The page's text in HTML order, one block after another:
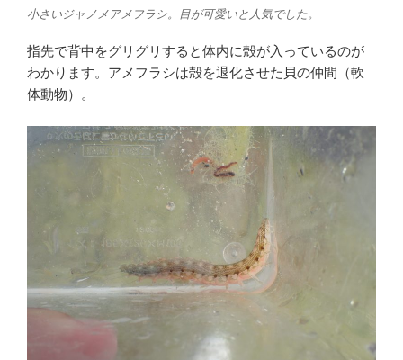
小さいジャノメアメフラシ。目が可愛いと人気でした。
指先で背中をグリグリすると体内に殻が入っているのが
わかります。アメフラシは殻を退化させた貝の仲間（軟
体動物）。